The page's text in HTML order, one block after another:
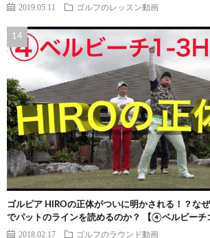
2019.05.11 ゴルフのレッスン動画
ゴルピア HIROの正体がついに明かされる！？な
でパットのラインを読めるのか？ 【④ベルビーチ
2018.02.17 ゴルフのラウンド動画